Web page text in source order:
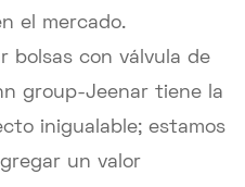
el mercado.
bolsas con válvula de
group-Jeenar tiene la
inigualable; estamos
un valor